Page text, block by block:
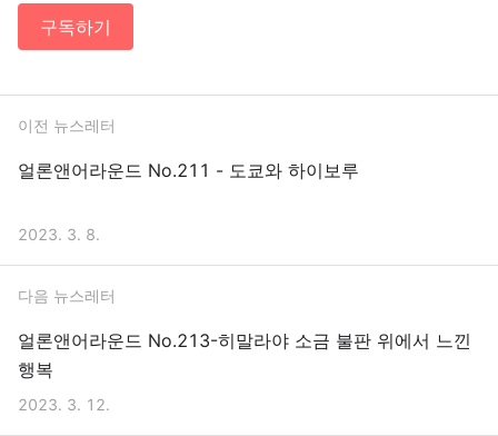
구독하기
이전 뉴스레터
얼론앤어라운드 No.211 - 도쿄와 하이보루
2023. 3. 8.
다음 뉴스레터
얼론앤어라운드 No.213-히말라야 소금 불판 위에서 느낀
행복
2023. 3. 12.